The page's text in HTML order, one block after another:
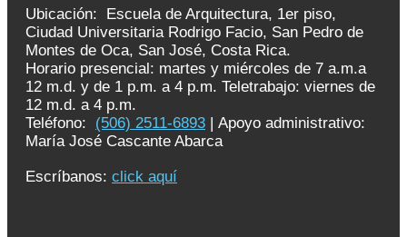
Ubicación: Escuela de Arquitectura, 1er piso,
Ciudad Universitaria Rodrigo Facio, San Pedro de
Montes de Oca, San José, Costa Rica.
Horario presencial: martes y miércoles de 7 a.m.a
12 m.d. y de 1 p.m. a 4 p.m. Teletrabajo: viernes de
12 m.d. a 4 p.m.
Teléfono: (506) 2511-6893 | Apoyo administrativo:
María José Cascante Abarca
Escríbanos: click aquí